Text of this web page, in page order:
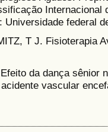
Internacional
Universidade federal
T J. Fisioterapia
da dança sênior
vascular